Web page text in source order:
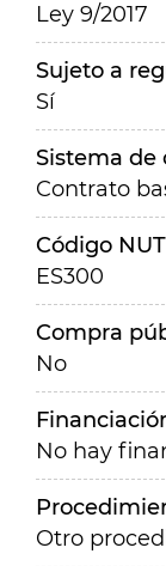
Ley 9/2017
Sujeto a
Sí
Sistema de
Contrato
Código
ES300
Compra
No
No hay
Otro